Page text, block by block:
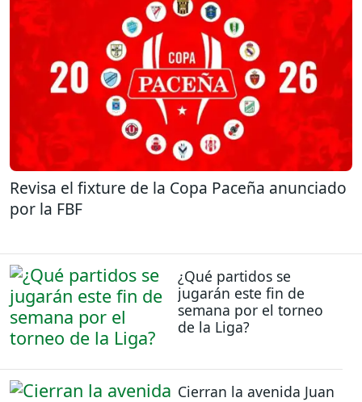
Revisa el fixture de la Copa Paceña anunciado
por la FBF
¿Qué partidos se
jugarán este fin de
semana por el torneo
de la Liga?
Cierran la avenida Juan